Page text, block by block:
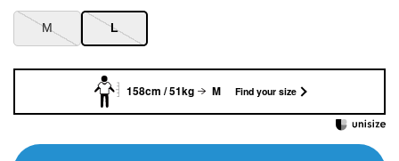
M L
158cm / 51kg M Find your size